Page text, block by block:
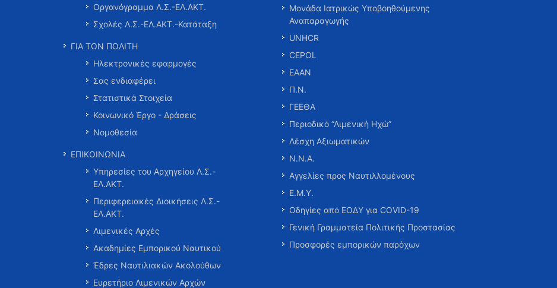
Οργανόγραμμα Λ.Σ.-ΕΛ.ΑΚΤ.
Σχολές Λ.Σ.-ΕΛ.ΑΚΤ.-Κατάταξη
ΓΙΑ ΤΟΝ ΠΟΛΙΤΗ
Ηλεκτρονικές εφαρμογές
Σας ενδιαφέρει
Στατιστικά Στοιχεία
Κοινωνικό Έργο - Δράσεις
Νομοθεσία
ΕΠΙΚΟΙΝΩΝΙΑ
Υπηρεσίες του Αρχηγείου Λ.Σ.-
ΕΛ.ΑΚΤ.
Περιφερειακές Διοικήσεις Λ.Σ.-
ΕΛ.ΑΚΤ.
Λιμενικές Αρχές
Ακαδημίες Εμπορικού Ναυτικού
Έδρες Ναυτιλιακών Ακολούθων
Ευρετήριο Λιμενικών Αρχών
Μονάδα Ιατρικώς Υποβοηθούμενης
Αναπαραγωγής
UNHCR
CEPOL
ΕΑΑΝ
Π.Ν.
ΓΕΕΘΑ
Περιοδικό “Λιμενική Ηχώ”
Λέσχη Αξιωματικών
Ν.Ν.Α.
Αγγελίες προς Ναυτιλλομένους
Ε.Μ.Υ.
Οδηγίες από ΕΟΔΥ για COVID-19
Γενική Γραμματεία Πολιτικής Προστασίας
Προσφορές εμπορικών παρόχων